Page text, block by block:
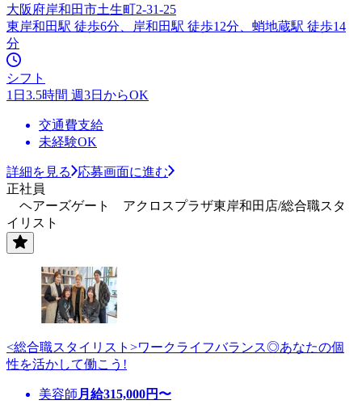
大阪府岸和田市土生町2-31-25
東岸和田駅 徒歩6分、岸和田駅 徒歩12分、蛸地蔵駅 徒歩14
分
シフト
1日3.5時間 週3日からOK
交通費支給
未経験OK
詳細を見る
応募画面に進む
正社員
ヘアーズゲート アクロスプラザ東岸和田店/総合職スタ
イリスト
<総合職スタイリスト>ワークライフバランス◎あなたの個
性を活かして働こう!
美容師 月給315,000円〜